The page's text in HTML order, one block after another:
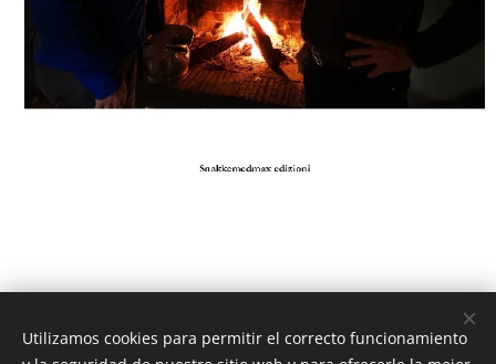
© 2023 Snakkemdmax I/S - Tutti i diritti riservati
Utilizamos cookies para permitir el correcto funcionamiento